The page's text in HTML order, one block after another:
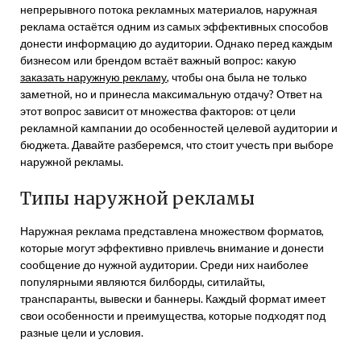
непрерывного потока рекламных материалов, наружная
реклама остаётся одним из самых эффективных способов
донести информацию до аудитории. Однако перед каждым
бизнесом или брендом встаёт важный вопрос: какую
заказать наружную рекламу, чтобы она была не только
заметной, но и принесла максимальную отдачу? Ответ на
этот вопрос зависит от множества факторов: от цели
рекламной кампании до особенностей целевой аудитории и
бюджета. Давайте разберемся, что стоит учесть при выборе
наружной рекламы.
Типы наружной рекламы
Наружная реклама представлена множеством форматов,
которые могут эффективно привлечь внимание и донести
сообщение до нужной аудитории. Среди них наиболее
популярными являются билборды, ситилайты,
транспаранты, вывески и баннеры. Каждый формат имеет
свои особенности и преимущества, которые подходят под
разные цели и условия.